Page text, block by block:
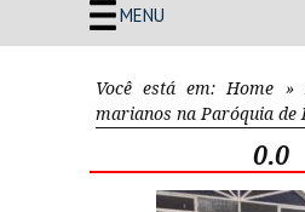
MENU
Você está em: Home »
marianos na Paróquia de
0.0